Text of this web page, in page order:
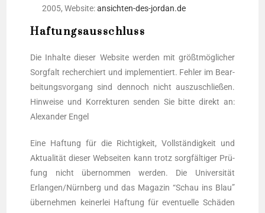
2005, Web­site:ansichten-des-jordan.de
Haftungsausschluss
Die Inhal­te die­ser Web­site wer­den mit größt­mög­li­cher
Sorg­falt recher­chiert und imple­men­tiert. Feh­ler im Bear­
bei­tungs­vor­gang sind den­noch nicht aus­zu­schlie­ßen.
Hin­wei­se und Kor­rek­tu­ren sen­den Sie bit­te direkt an:
Alex­an­der Engel
Eine Haf­tung für die Rich­tig­keit, Voll­stän­dig­keit und
Aktua­li­tät die­ser Web­sei­ten kann trotz sorg­fäl­ti­ger Prü­
fung nicht über­nom­men wer­den. Die Uni­ver­si­tät
Erlangen/Nürnberg und das Maga­zin “Schau ins Blau”
über­neh­men kei­ner­lei Haf­tung für even­tu­el­le Schä­den